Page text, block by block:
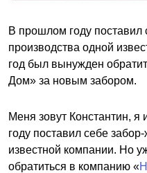
В прошлом году поставил
производства одной
год был вынужден
Дом» за новым забором.
Меня зовут Константин,
году поставил себе
известной компании. Но
обратиться в компанию «